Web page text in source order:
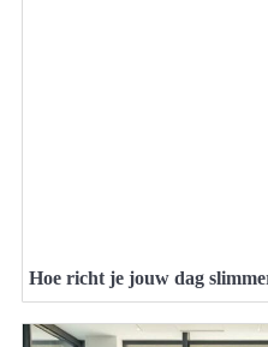
Hoe richt je jouw dag